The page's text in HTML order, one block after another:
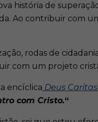
história de
Ao contribuir com
rodas de
com um projeto
encíclica Deus
com Cristo.“